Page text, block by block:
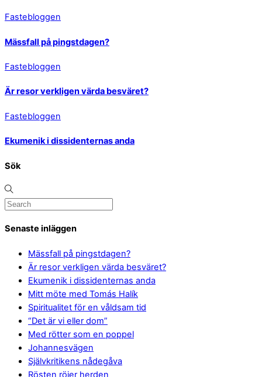
Fastebloggen
Mässfall på pingstdagen?
Fastebloggen
Är resor verkligen värda besväret?
Fastebloggen
Ekumenik i dissidenternas anda
Sök
Senaste inläggen
Mässfall på pingstdagen?
Är resor verkligen värda besväret?
Ekumenik i dissidenternas anda
Mitt möte med Tomás Halík
Spiritualitet för en våldsam tid
“Det är vi eller dom”
Med rötter som en poppel
Johannesvägen
Självkritikens nådegåva
Rösten röjer herden